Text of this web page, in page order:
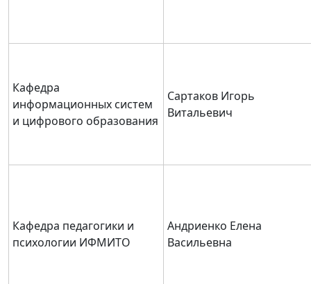
Кафедра
информационных систем
и цифрового образования
Сартаков Игорь
Витальевич
Кафедра педагогики и
психологии ИФМИТО
Андриенко Елена
Васильевна